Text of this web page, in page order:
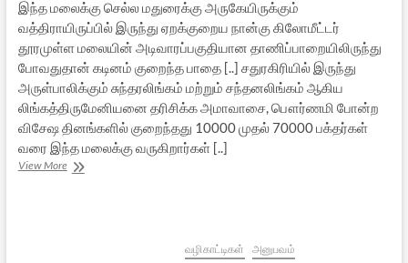
இந்த மலைக்கு செல்ல மதுரைக்கு அருகேயிருக்கும்
வத்திராயிருப்பில் இருந்து ஏறக்குறைய நான்கு கிலோமீட்டர்
தூரமுள்ள மலையின் அடிவாரப்பகுதியான தாணிப்பாறையிலிருந்து
போவதுதான் கடினம் குறைந்த பாதை [..] சதுரகிரியில் இருந்து
அருள்பாலிக்கும் சுந்தரலிங்கம் மற்றும் சந்தனலிங்கம் ஆகிய
லிங்கத்திருமேனியனை தரிசிக்க அமாவாசை, பௌர்ணமி போன்ற
விசேஷ தினங்களில் குறைந்தது 10000 முதல் 70000 பக்தர்கள்
வரை இந்த மலைக்கு வருகிறார்கள் [..]
View Moreசதுரகிரி
வழிகாட்டிகள் அனுபவம்